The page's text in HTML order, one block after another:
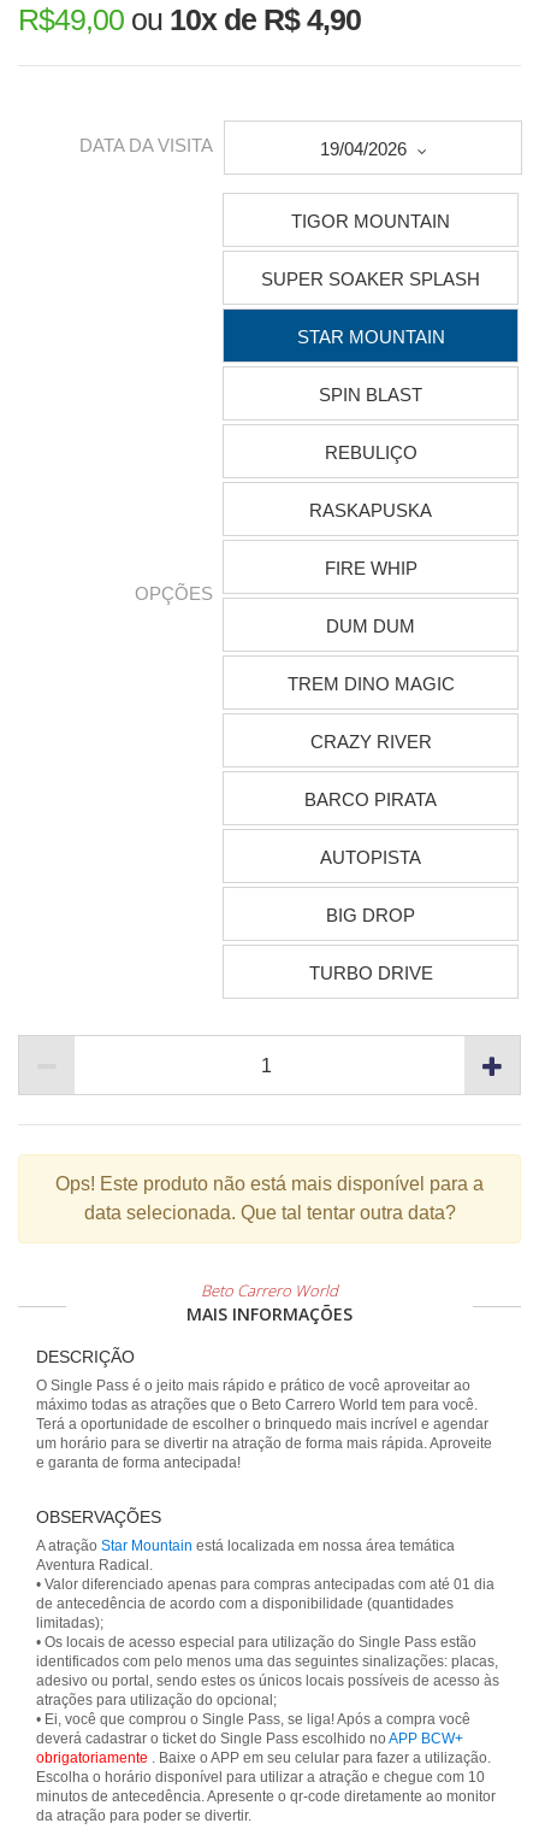
R$49,00 ou 10x de R$ 4,90
DATA DA VISITA 19/04/2026
OPÇÕES
TIGOR MOUNTAIN
SUPER SOAKER SPLASH
STAR MOUNTAIN
SPIN BLAST
REBULIÇO
RASKAPUSKA
FIRE WHIP
DUM DUM
TREM DINO MAGIC
CRAZY RIVER
BARCO PIRATA
AUTOPISTA
BIG DROP
TURBO DRIVE
Ops! Este produto não está mais disponível para a
data selecionada. Que tal tentar outra data?
Beto Carrero World
MAIS INFORMAÇÕES
DESCRIÇÃO
O Single Pass é o jeito mais rápido e prático de você aproveitar ao
máximo todas as atrações que o Beto Carrero World tem para você.
Terá a oportunidade de escolher o brinquedo mais incrível e agendar
um horário para se divertir na atração de forma mais rápida. Aproveite
e garanta de forma antecipada!
OBSERVAÇÕES
A atração Star Mountain está localizada em nossa área temática
Aventura Radical.
• Valor diferenciado apenas para compras antecipadas com até 01 dia
de antecedência de acordo com a disponibilidade (quantidades
limitadas);
• Os locais de acesso especial para utilização do Single Pass estão
identificados com pelo menos uma das seguintes sinalizações: placas,
adesivo ou portal, sendo estes os únicos locais possíveis de acesso às
atrações para utilização do opcional;
• Ei, você que comprou o Single Pass, se liga! Após a compra você
deverá cadastrar o ticket do Single Pass escolhido no APP BCW+
obrigatoriamente . Baixe o APP em seu celular para fazer a utilização.
Escolha o horário disponível para utilizar a atração e chegue com 10
minutos de antecedência. Apresente o qr-code diretamente ao monitor
da atração para poder se divertir.